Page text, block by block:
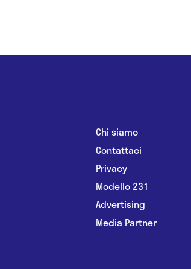
Chi siamo
Contattaci
Privacy
Modello 231
Advertising
Media Partner